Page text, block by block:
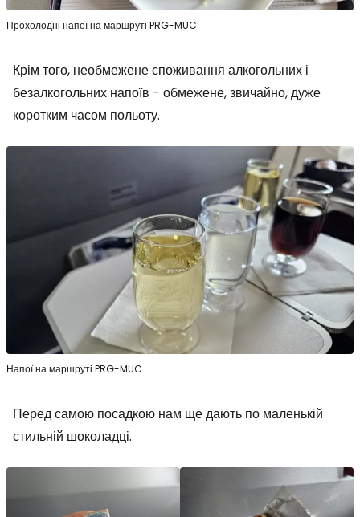
Прохолодні напої на маршруті PRG-MUC
Крім того, необмежене споживання алкогольних і
безалкогольних напоїв - обмежене, звичайно, дуже
коротким часом польоту.
Напої на маршруті PRG-MUC
Перед самою посадкою нам ще дають по маленькій
стильній шоколадці.